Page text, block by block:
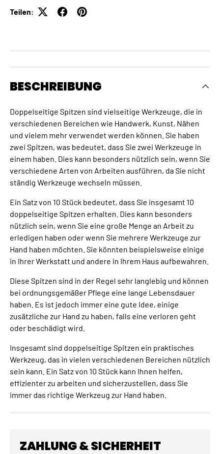
Teilen:
BESCHREIBUNG
Doppelseitige Spitzen sind vielseitige Werkzeuge, die in
verschiedenen Bereichen wie Handwerk, Kunst, Nähen
und vielem mehr verwendet werden können. Sie haben
zwei Spitzen, was bedeutet, dass Sie zwei Werkzeuge in
einem haben. Dies kann besonders nützlich sein, wenn Sie
verschiedene Arten von Arbeiten ausführen, da Sie nicht
ständig Werkzeuge wechseln müssen.
Ein Satz von 10 Stück bedeutet, dass Sie insgesamt 10
doppelseitige Spitzen erhalten. Dies kann besonders
nützlich sein, wenn Sie eine große Menge an Arbeit zu
erledigen haben oder wenn Sie mehrere Werkzeuge zur
Hand haben möchten. Sie könnten beispielsweise einige
in Ihrer Werkstatt und andere in Ihrem Haus aufbewahren.
Diese Spitzen sind in der Regel sehr langlebig und können
bei ordnungsgemäßer Pflege eine lange Lebensdauer
haben. Es ist jedoch immer eine gute Idee, einige
zusätzliche zur Hand zu haben, falls eine verloren geht
oder beschädigt wird.
Insgesamt sind doppelseitige Spitzen ein praktisches
Werkzeug, das in vielen verschiedenen Bereichen nützlich
sein kann. Ein Satz von 10 Stück kann Ihnen helfen,
effizienter zu arbeiten und sicherzustellen, dass Sie
immer das richtige Werkzeug zur Hand haben.
ZAHLUNG & SICHERHEIT